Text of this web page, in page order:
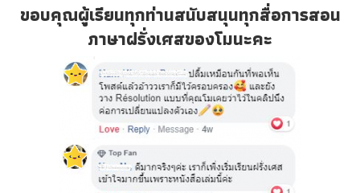
ขอบคุณผู้เรียนทุกท่านสนับสนุนทุกสื่อการสอน
ภาษาฝรั่งเศสของโมนะคะ